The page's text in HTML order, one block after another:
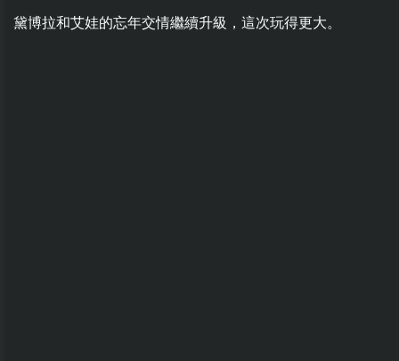
黛博拉和艾娃的忘年交情繼續升級，這次玩得更大。